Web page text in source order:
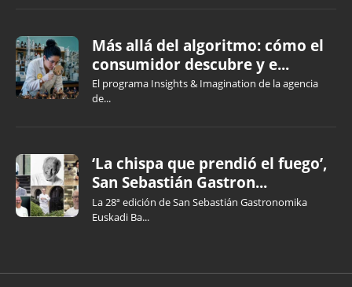
Más allá del algoritmo: cómo el
consumidor descubre y e...
El programa Insights & Imagination de la agencia
de...
‘La chispa que prendió el fuego’,
San Sebastián Gastron...
La 28ª edición de San Sebastián Gastronomika
Euskadi Ba...